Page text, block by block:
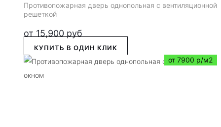
Противопожарная дверь однопольная с вентиляционной
решеткой
от 15,900 руб
КУПИТЬ В ОДИН КЛИК
от 7900 р/м2